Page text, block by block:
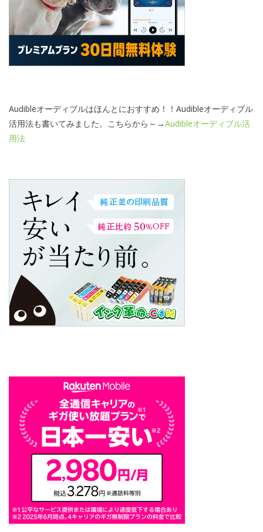
Audibleオーディブルはほんとにおすすめ！！Audibleオーディブル
活用法も書いてみました。こちらから～→Audibleオーディブル活
用法